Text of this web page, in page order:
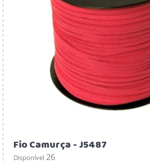
Fio Camurça - J5487
Disponível 26